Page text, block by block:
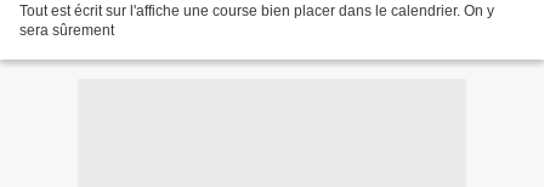
Tout est écrit sur l'affiche une course bien placer dans le calendrier. On y
sera sûrement